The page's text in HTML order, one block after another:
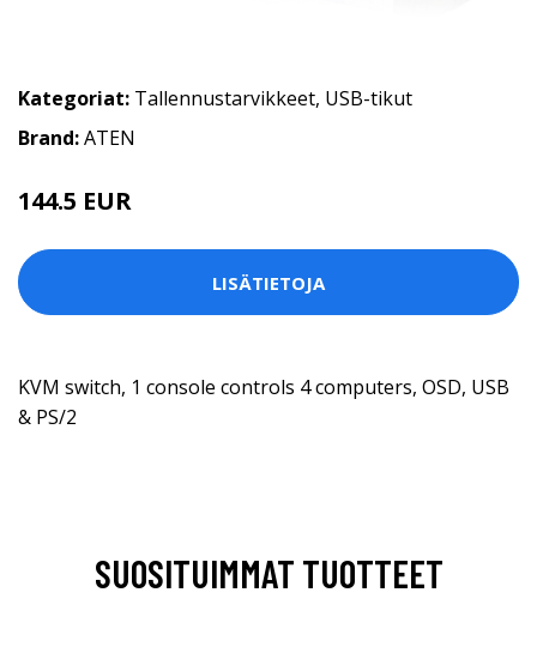
Kategoriat: Tallennustarvikkeet, USB-tikut
Brand:ATEN
144.5 EUR
LISÄTIETOJA
KVM switch, 1 console controls 4 computers, OSD, USB
& PS/2
SUOSITUIMMAT TUOTTEET